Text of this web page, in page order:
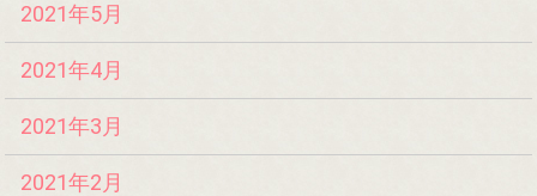
2021年5月
2021年4月
2021年3月
2021年2月